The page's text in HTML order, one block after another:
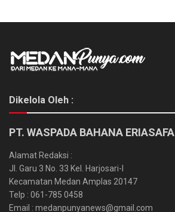
Dikelola Oleh :
PT. WASPADA BAHANA ERIASAFA
Alamat Redaksi :
Jl. Garu 3 No. 33 Kel. Harjosari-I
Kecamatan Medan Amplas 20147
Telp : 061-785 0458
Email : medanpunyanews@gmail.com